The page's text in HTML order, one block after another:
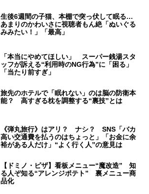
生後6週間の子猫、本棚で突っ伏して眠る…
あまりのかわいさに視聴者もん絶「ぬいぐる
みみたい！」「最高」
「本当にやめてほしい」 スーパー銭湯スタ
ッフが訴える“利用時のNG行為”に「困る」
「当たり前すぎ」
旅先のホテルで「眠れない」のは脳の防衛本
能？ 高すぎる枕を調整する“裏技”とは
《弾丸旅行》はアリ？ ナシ？ SNS「バカ
高い交通費を払うのはちょっと」「お金に余
裕がある人だけ」“よく行く人”の意見は
【ドミノ・ピザ】看板メニュー“魔改造” 知
る人ぞ知る“アレンジポテト” 裏メニュー商
品化